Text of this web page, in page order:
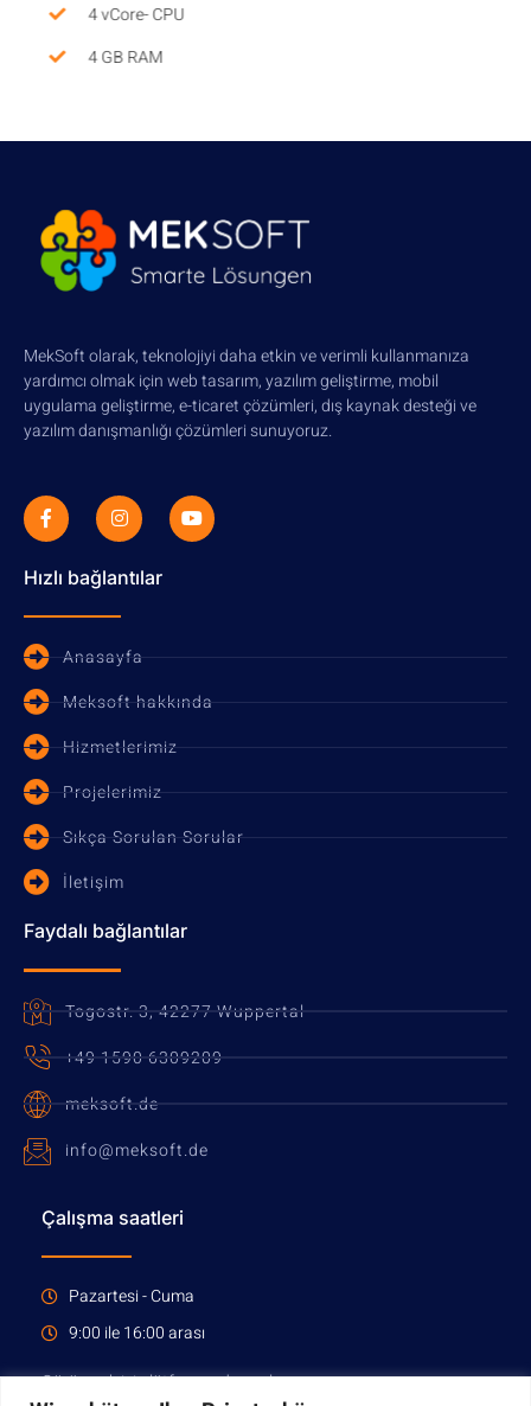
4 vCore- CPU
4 GB RAM
MekSoft olarak, teknolojiyi daha etkin ve verimli kullanmanıza
yardımcı olmak için web tasarım, yazılım geliştirme, mobil
uygulama geliştirme, e-ticaret çözümleri, dış kaynak desteği ve
yazılım danışmanlığı çözümleri sunuyoruz.
Hızlı bağlantılar
Anasayfa
Meksoft hakkında
Hizmetlerimiz
Projelerimiz
Sıkça Sorulan Sorular
İletişim
Faydalı bağlantılar
Togostr. 3, 42277 Wuppertal
+49 1590 6309209
meksoft.de
info@meksoft.de
Çalışma saatleri
Pazartesi - Cuma
9:00 ile 16:00 arası
Görüşmek için lütfen randevu alınız.